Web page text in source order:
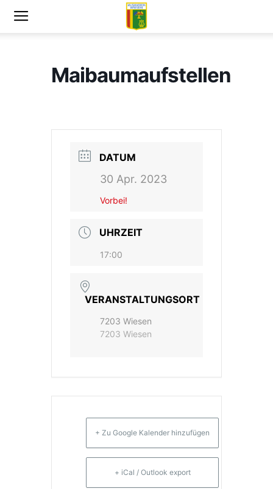
Maibaumaufstellen
DATUM
30 Apr. 2023
Vorbei!
UHRZEIT
17:00
VERANSTALTUNGSORT
7203 Wiesen
7203 Wiesen
+ Zu Google Kalender hinzufügen
+ iCal / Outlook export